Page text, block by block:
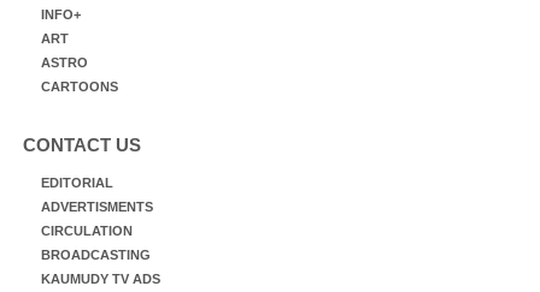
INFO+
ART
ASTRO
CARTOONS
CONTACT US
EDITORIAL
ADVERTISMENTS
CIRCULATION
BROADCASTING
KAUMUDY TV ADS